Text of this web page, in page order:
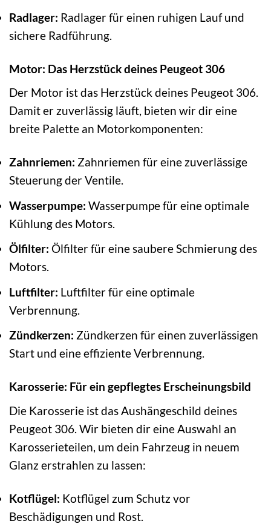
Radlager: Radlager für einen ruhigen Lauf und
sichere Radführung.
Motor: Das Herzstück deines Peugeot 306
Der Motor ist das Herzstück deines Peugeot 306.
Damit er zuverlässig läuft, bieten wir dir eine
breite Palette an Motorkomponenten:
Zahnriemen: Zahnriemen für eine zuverlässige
Steuerung der Ventile.
Wasserpumpe: Wasserpumpe für eine optimale
Kühlung des Motors.
Ölfilter: Ölfilter für eine saubere Schmierung des
Motors.
Luftfilter: Luftfilter für eine optimale
Verbrennung.
Zündkerzen: Zündkerzen für einen zuverlässigen
Start und eine effiziente Verbrennung.
Karosserie: Für ein gepflegtes Erscheinungsbild
Die Karosserie ist das Aushängeschild deines
Peugeot 306. Wir bieten dir eine Auswahl an
Karosserieteilen, um dein Fahrzeug in neuem
Glanz erstrahlen zu lassen:
Kotflügel: Kotflügel zum Schutz vor
Beschädigungen und Rost.